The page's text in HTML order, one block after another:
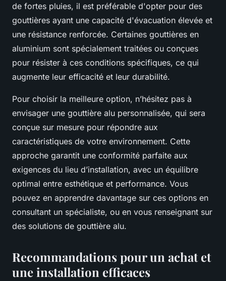
de fortes pluies, il est préférable d'opter pour des
gouttières ayant une capacité d'évacuation élevée et
une résistance renforcée. Certaines gouttières en
aluminium sont spécialement traitées ou conçues
pour résister à ces conditions spécifiques, ce qui
augmente leur efficacité et leur durabilité.
Pour choisir la meilleure option, n’hésitez pas à
envisager une gouttière alu personnalisée, qui sera
conçue sur mesure pour répondre aux
caractéristiques de votre environnement. Cette
approche garantit une conformité parfaite aux
exigences du lieu d’installation, avec un équilibre
optimal entre esthétique et performance. Vous
pouvez en apprendre davantage sur ces options en
consultant un spécialiste, ou en vous renseignant sur
des solutions de gouttière alu.
Recommandations pour un achat et
une installation efficaces